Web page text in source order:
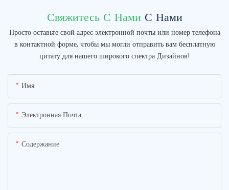
Свяжитесь С Нами С Нами
Просто оставьте свой адрес электронной почты или номер телефона
в контактной форме, чтобы мы могли отправить вам бесплатную
цитату для нашего широкого спектра Дизайнов!
Имя
Электронная Почта
Содержание